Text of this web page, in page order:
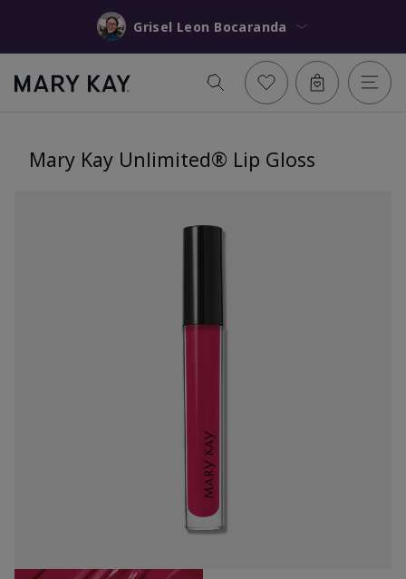
Grisel Leon Bocaranda
Mary Kay Unlimited® Lip Gloss